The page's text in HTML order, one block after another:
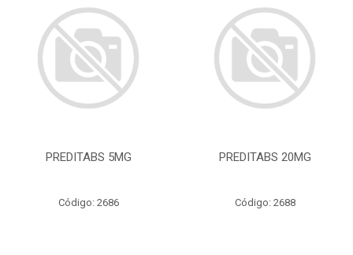
PREDITABS 5MG
Código: 2686
PREDITABS 20MG
Código: 2688